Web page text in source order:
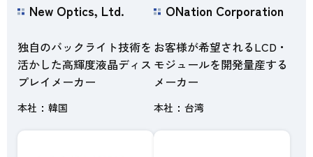
New Optics, Ltd.
本社 韓国
独自のバックライト技術を
活かした高輝度液晶ディス
プレイメーカー
ONation Corporation
本社 台湾
お客様が希望されるLCD・
モジュールを開発量産する
メーカー